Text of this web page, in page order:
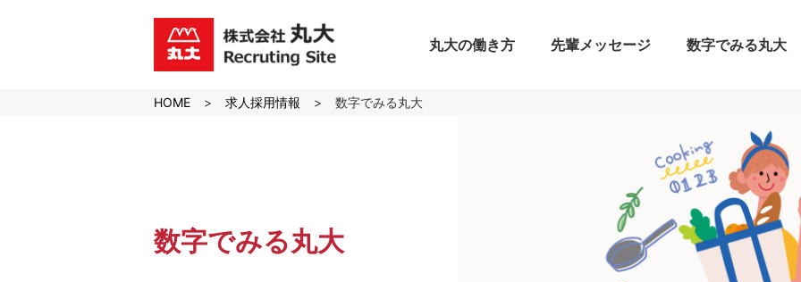
式会社丸大の求人採用サイト
丸大の働き方 先輩メッセージ 数字でみる丸大
HOME 求人採用情報 数字でみる丸大
数字でみる丸大